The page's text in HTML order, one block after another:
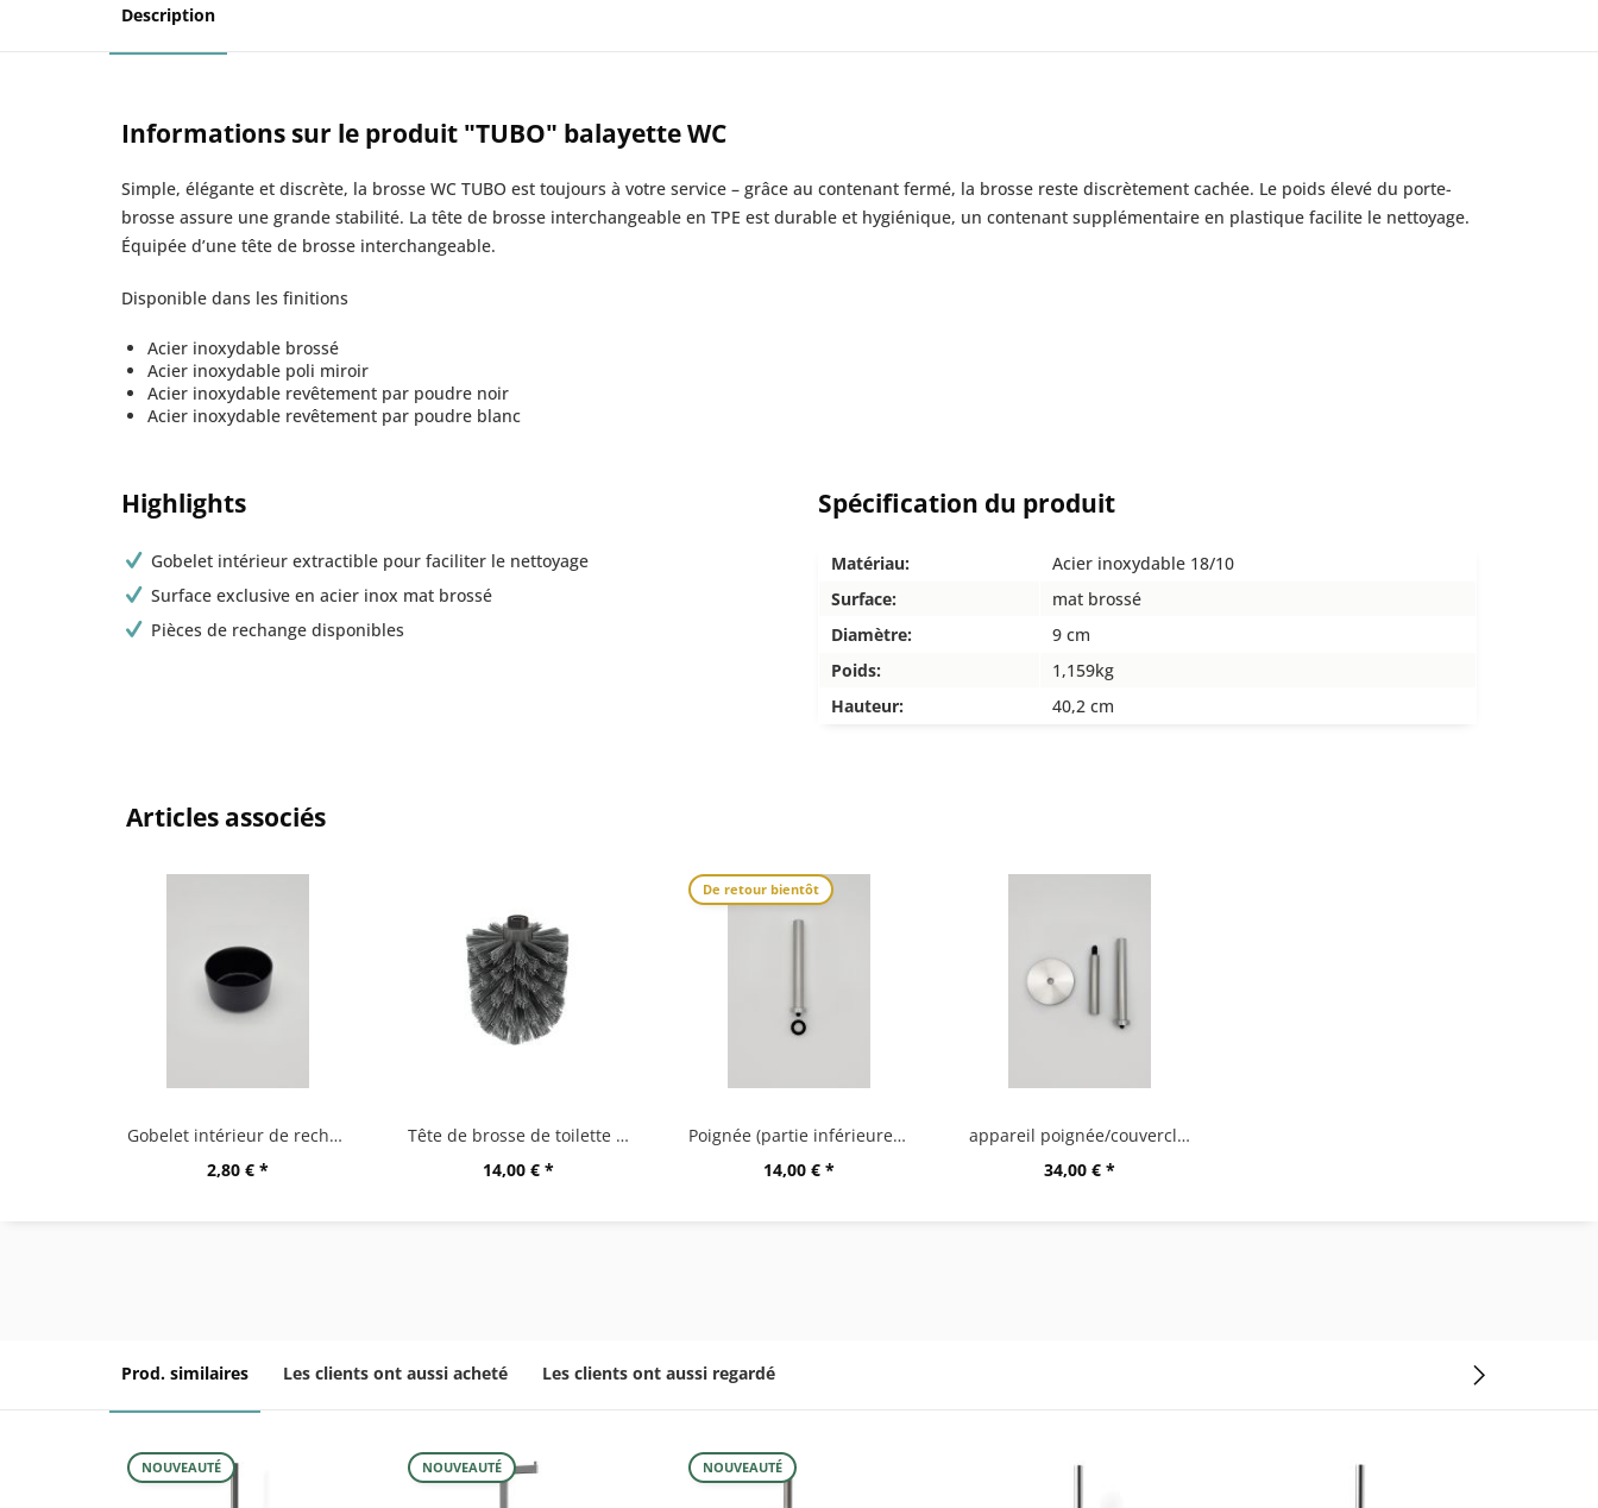
Description
Informations sur le produit "TUBO" balayette WC
Simple, élégante et discrète, la brosse WC TUBO est toujours à votre service – grâce au contenant fermé, la brosse reste discrètement cachée. Le poids élevé du porte-
brosse assure une grande stabilité. La tête de brosse interchangeable en TPE est durable et hygiénique, un contenant supplémentaire en plastique facilite le nettoyage.
Équipée d’une tête de brosse interchangeable.
Disponible dans les finitions
Acier inoxydable brossé
Acier inoxydable poli miroir
Acier inoxydable revêtement par poudre noir
Acier inoxydable revêtement par poudre blanc
Highlights
Gobelet intérieur extractible pour faciliter le nettoyage
Surface exclusive en acier inox mat brossé
Pièces de rechange disponibles
Spécification du produit
Matériau:
Acier inoxydable 18/10
Surface:
mat brossé
Diamètre:
9 cm
Poids:
1,159kg
Hauteur:
40,2 cm
Articles associés
Gobelet intérieur de rechange pour "TUBO" 40284...
2,80 € *
Tête de brosse de toilette de rechange A
14,00 € *
De retour bientôt
Poignée (partie inférieure) pour 40184/244/284
14,00 € *
appareil poignée/couvercle 40244/284
34,00 € *
Prod. similaires Les clients ont aussi acheté Les clients ont aussi regardé
NOUVEAUTÉ NOUVEAUTÉ NOUVEAUTÉ